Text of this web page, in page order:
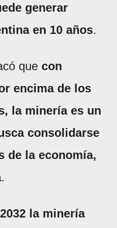
generar
en 10 años.
que con
encima de los
la minería es un
consolidarse
de la economía,
.
la minería